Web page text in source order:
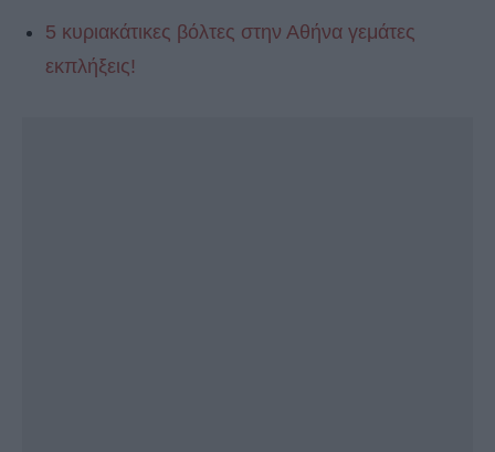
5 κυριακάτικες βόλτες στην Αθήνα γεμάτες
εκπλήξεις!